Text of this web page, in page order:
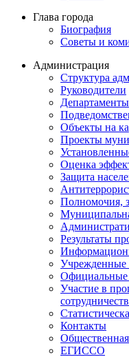
Глава города
Биография
Советы и
Администрация
Структура
Руководители
Департаменты
Объекты на
Проекты
Оценка
Защита
Полномочия,
Результаты
Официальные
Участие в
Контакты
ЕГИССО